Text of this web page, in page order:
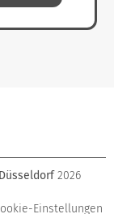
2026
Einstellungen